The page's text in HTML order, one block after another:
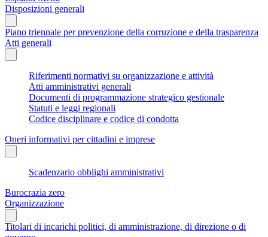
Disposizioni generali
Piano triennale per prevenzione della corruzione e della trasparenza
Atti generali
Riferimenti normativi su organizzazione e attività
Atti amministrativi generali
Documenti di programmazione strategico gestionale
Statuti e leggi regionali
Codice disciplinare e codice di condotta
Oneri informativi per cittadini e imprese
Scadenzario obblighi amministrativi
Burocrazia zero
Organizzazione
Titolari di incarichi politici, di amministrazione, di direzione o di